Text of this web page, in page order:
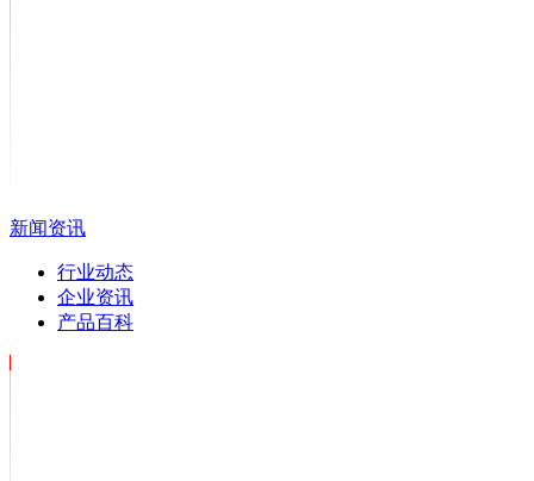
新闻资讯
行业动态
企业资讯
产品百科